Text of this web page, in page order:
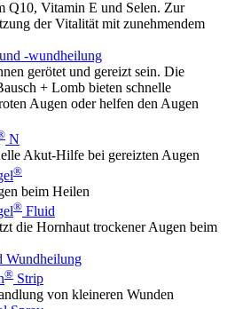
Q10, Vitamin E und Selen. Zur
der Vitalität mit zunehmendem
-wundheilung
gerötet und gereizt sein. Die
+ Lomb bieten schnelle
Augen oder helfen den Augen
N
Akut-Hilfe bei gereizten Augen
®
beim Heilen
® Fluid
die Hornhaut trockener Augen beim
Wundheilung
® Strip
von kleineren Wunden